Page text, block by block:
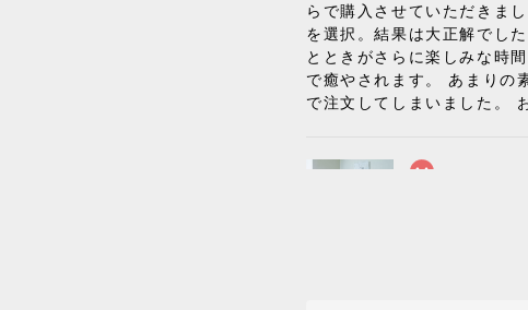
らで購入させていただきま
を選択。結果は大正解でし
とときがさらに楽しみな時
で癒やされます。 あまりの
で注文してしまいました。